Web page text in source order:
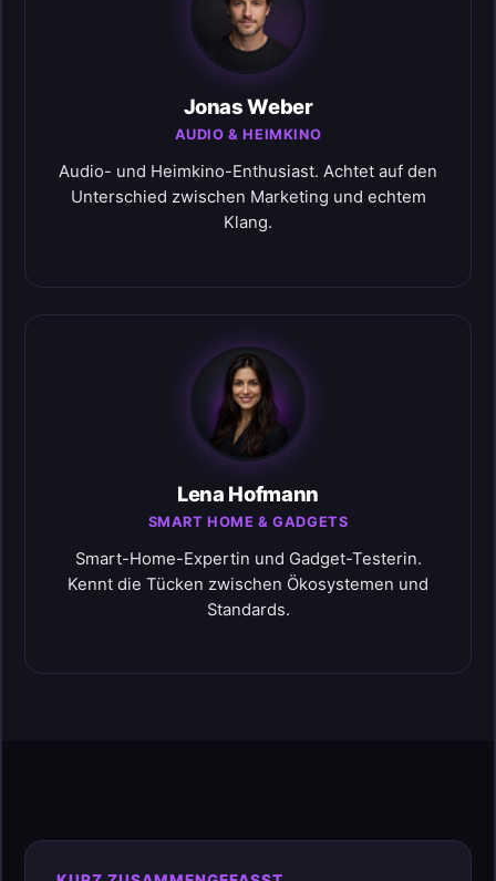
Jonas Weber
AUDIO & HEIMKINO
Audio- und Heimkino-Enthusiast. Achtet auf den
Unterschied zwischen Marketing und echtem
Klang.
Lena Hofmann
SMART HOME & GADGETS
Smart-Home-Expertin und Gadget-Testerin.
Kennt die Tücken zwischen Ökosystemen und
Standards.